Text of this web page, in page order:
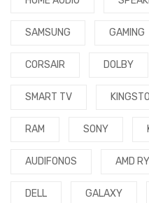
SAMSUNG GAMING
CORSAIR DOLBY
SMART TV
RAM SONY
AUDIFONOS AMD
DELL GALAXY